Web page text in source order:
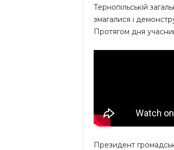
Тернопільській
змагалися і
Протягом дня
Президент